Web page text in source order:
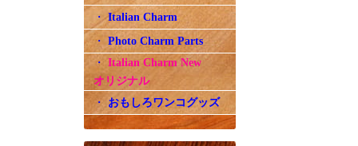
・Italian Charm
・Photo Charm Parts
・ Italian Charm New
オリジナル
・ おもしろワンコグッズ